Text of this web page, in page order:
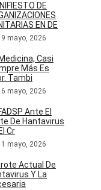
DE
EN DE
mayo, 2026
Casi
Más Es
Tambi
mayo, 2026
Ante El
De Hantavirus
Cr
mayo, 2026
Actual De
Y La